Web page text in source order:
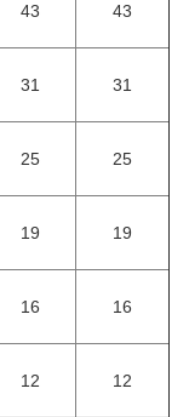
43 43
31 31
25 25
19 19
16 16
12 12